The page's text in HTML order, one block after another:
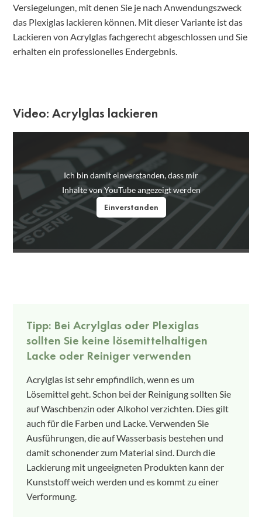
Versiegelungen, mit denen Sie je nach Anwendungszweck
das Plexiglas lackieren können. Mit dieser Variante ist das
Lackieren von Acrylglas fachgerecht abgeschlossen und Sie
erhalten ein professionelles Endergebnis.
Video: Acrylglas lackieren
Ich bin damit einverstanden, dass mir
Inhalte von YouTube angezeigt werden
Einverstanden
Tipp: Bei Acrylglas oder Plexiglas
sollten Sie keine lösemittelhaltigen
Lacke oder Reiniger verwenden
Acrylglas ist sehr empfindlich, wenn es um
Lösemittel geht. Schon bei der Reinigung sollten Sie
auf Waschbenzin oder Alkohol verzichten. Dies gilt
auch für die Farben und Lacke. Verwenden Sie
Ausführungen, die auf Wasserbasis bestehen und
damit schonender zum Material sind. Durch die
Lackierung mit ungeeigneten Produkten kann der
Kunststoff weich werden und es kommt zu einer
Verformung.